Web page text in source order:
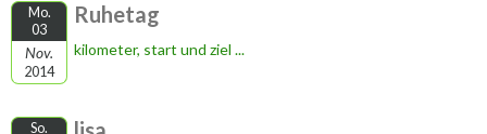
Mo.
03
Nov.
2014
Ruhetag
kilometer, start und ziel ...
So.